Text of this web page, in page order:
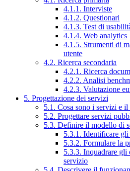
4.1.1. Interviste
4.1.2. Questionari
4.1.3. Test di
4.1.4. Web analytics
4.1.5. Strumenti di
utente
4.2. Ricerca secondaria
4.2.1. Ricerca
4.2.2. Analisi
4.2.3. Valutazione
5. Progettazione dei servizi
5.1. Cosa sono i servizi e il
5.2. Progettare servizi
5.3. Definire il modello di
5.3.1. Identificare
5.3.2. Formulare la
5.3.3. Inquadrare gli
servizio